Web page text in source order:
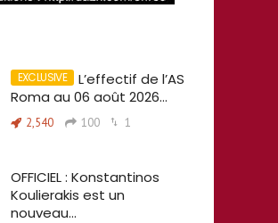
L’effectif de l’AS
Roma au 06 août 2026…
2,540 100 1
OFFICIEL : Konstantinos
Koulierakis est un
nouveau…